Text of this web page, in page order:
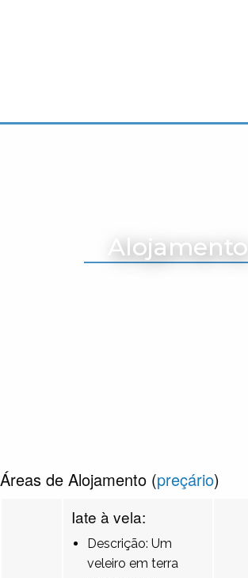
Alojamento
Áreas de Alojamento (preçário)
Iate à vela:
Descrição: Um
veleiro em terra